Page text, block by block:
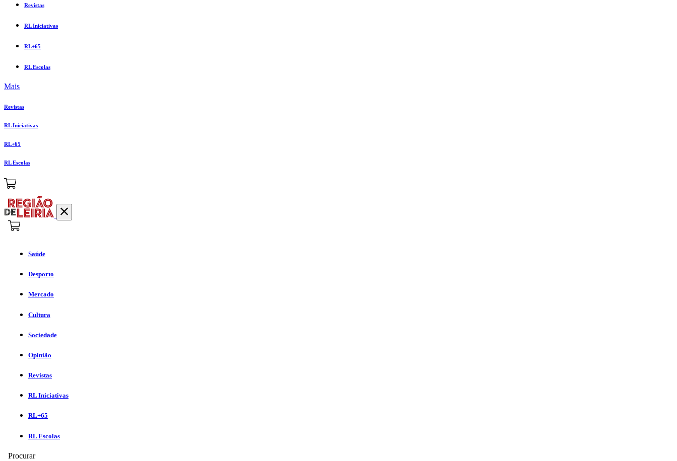
Revistas
RL Iniciativas
RL+65
RL Escolas
Mais
Revistas
RL Iniciativas
RL+65
RL Escolas
Saúde
Desporto
Mercado
Cultura
Sociedade
Opinião
Revistas
RL Iniciativas
RL+65
RL Escolas
Procurar